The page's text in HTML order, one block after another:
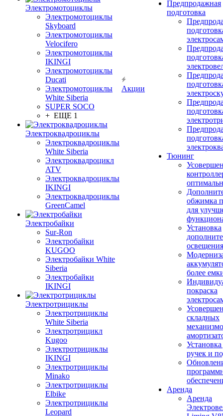
Электромотоциклы
Электромотоциклы
Skyboard
Электромотоциклы
Velocifero
Электромотоциклы
IKINGI
Электромотоциклы
Ducati
Электромотоциклы
White Siberia
SUPER SOCO
+ ЕЩЕ 1
Электроквадроциклы
Электроквадроциклы
White Siberia
Электроквадроцикл
ATV
Электроквадроциклы
IKINGI
Электроквадроциклы
GreenCamel
Электробайки
Sur-Ron
Электробайки
KUGOO
Электробайки White
Siberia
Электробайки
IKINGI
Электротрициклы
Электротрициклы
White Siberia
Электротрицикл
Kugoo
Электротрициклы
IKINGI
Электротрициклы
Minako
Электротрициклы
Elbike
Электротрициклы
Leopard
Акции
Предпродажная
подготовка
Тюнинг
обжимка
для
Установка
освещения
более
покраска
складных
ручек и
Аренда
Аренда